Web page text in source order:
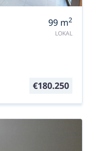
99 m2
LOKAL
€180.250